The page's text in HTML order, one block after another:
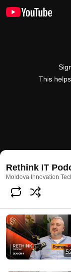
This
Rethink IT
@MITPchannel 6 likes
Subscribe
Comments
Comment...
Rethink IT
Moldova Innovation